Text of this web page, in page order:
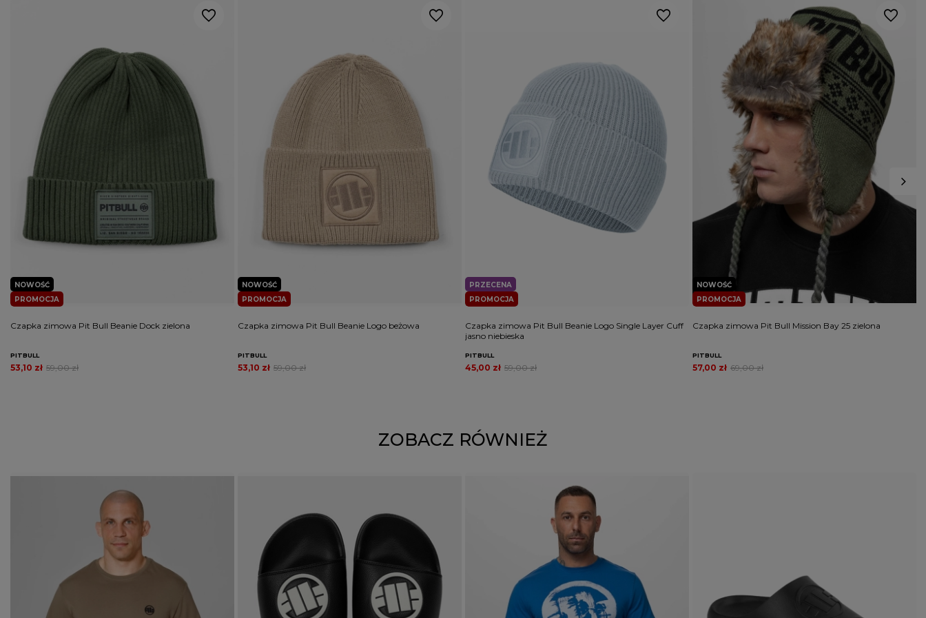
PROMOCJA
NOWOŚĆ
Czapka zimowa Pit Bull Beanie Dock zielona
PITBULL
59,00 zł
53,10 zł
PROMOCJA
NOWOŚĆ
Czapka zimowa Pit Bull Beanie Logo beżowa
PITBULL
59,00 zł
53,10 zł
PROMOCJA
PRZECENA
Czapka zimowa Pit Bull Beanie Logo Single Layer Cuff
jasno niebieska
PITBULL
59,00 zł
45,00 zł
PROMOCJA
NOWOŚĆ
Czapka zimowa Pit Bull Mission Bay 25 zielona
PITBULL
69,00 zł
57,00 zł
ZOBACZ RÓWNIEŻ